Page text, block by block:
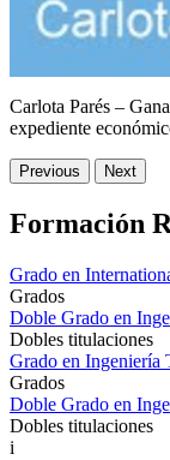
Carlota Parés –
expediente
Previous Next
Formación
Grado en
Grados
Doble Grado en
Dobles titulaciones
Grado en Ingeniería
Grados
Doble Grado en
Dobles titulaciones
i